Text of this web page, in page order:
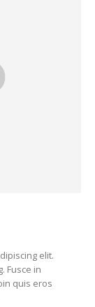
elit.
Fusce in
quis eros